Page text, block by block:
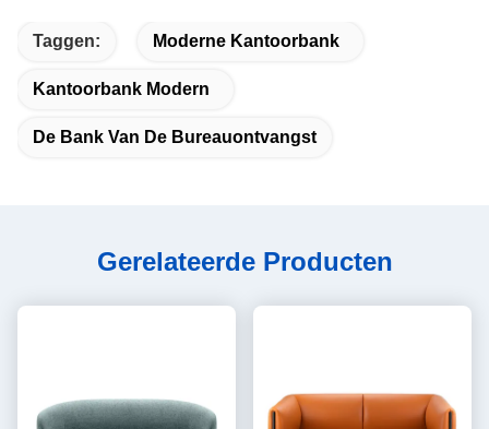
Taggen: Moderne Kantoorbank
Kantoorbank Modern
De Bank Van De Bureauontvangst
Gerelateerde Producten